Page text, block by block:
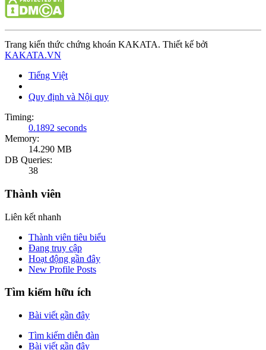
Trang kiến thức chứng khoán KAKATA. Thiết kế bởi
KAKATA.VN
Tiếng Việt
Quy định và Nội quy
Timing:
0.1892 seconds
Memory:
14.290 MB
DB Queries:
38
Thành viên
Liên kết nhanh
Thành viên tiêu biểu
Đang truy cập
Hoạt động gần đây
New Profile Posts
Tìm kiếm hữu ích
Bài viết gần đây
Tìm kiếm diễn đàn
Bài viết gần đây